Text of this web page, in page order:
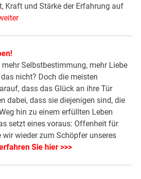
Kraft und Stärke der Erfahrung auf
mehr Selbstbestimmung, mehr Liebe
nicht? Doch die meisten
dass das Glück an ihre Tür
dabei, dass sie diejenigen sind, die
hin zu einem erfüllten Leben
setzt eines voraus: Offenheit für
wir wieder zum Schöpfer unseres
Sie hier >>>